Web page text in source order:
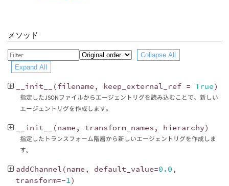
メソッド
Collapse All
Expand All
__init__ (filename , keep_external_ref = True)
指定したJSONファイルからエージェントリグを読み込むことで、新しい
エージェントリグを作成します。
__init__ (name , transform_names , hierarchy)
指定したトランスフォーム階層から新しいエージェントリグを作成しま
す。
addChannel (name , default_value=0.0 ,
transform=-1)